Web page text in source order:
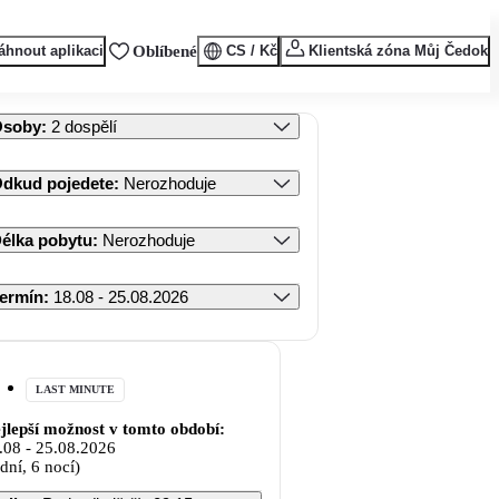
aplikaci Oblíbené CS / Kč Klientská zóna Můj Čedok
: 2 dospělí
pojedete: Nerozhoduje
pobytu: Nerozhoduje
: 18.08 - 25.08.2026
LAST MINUTE
možnost v tomto období:
- 25.08.2026
6 nocí)